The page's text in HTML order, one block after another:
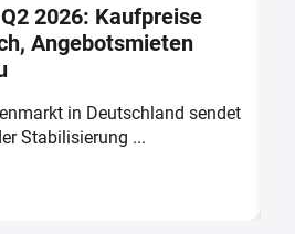
2026: Kaufpreise
Angebotsmieten
in Deutschland sendet
Stabilisierung ...